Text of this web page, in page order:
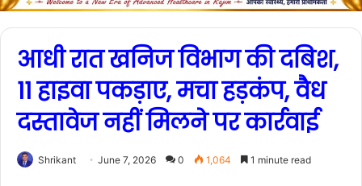
आधी रात खनिज विभाग की दबिश,
11 हाइवा पकड़ाए, मचा हड़कंप, वैध
दस्तावेज नहीं मिलने पर कार्रवाई
Shrikant June 7, 2026 0 1,064 1 minute read